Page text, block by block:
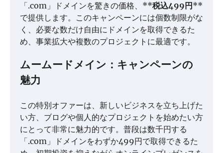
「.com」ドメインを驚きの価格、**税込499円 **
で提供します。このキャンペーンには個数制限がな
く、必要な数だけ自由にドメインを取得できるた
め、事業拡大や複数のプロジェクトに最適です。
ムームードメイン：キャンペーンの
魅力
この特別オファーは、新しいビジネスを立ち上げた
い方、ブログや個人的なプロジェクトを始めたい方
にとって非常に魅力的です。普段は数千円する
「.com」ドメインをわずか499円で取得できるた